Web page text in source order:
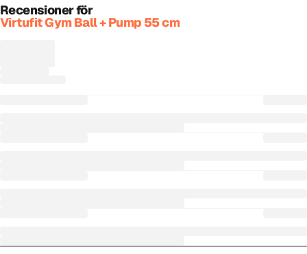
Recensioner för
Virtufit Gym Ball + Pump 55 cm